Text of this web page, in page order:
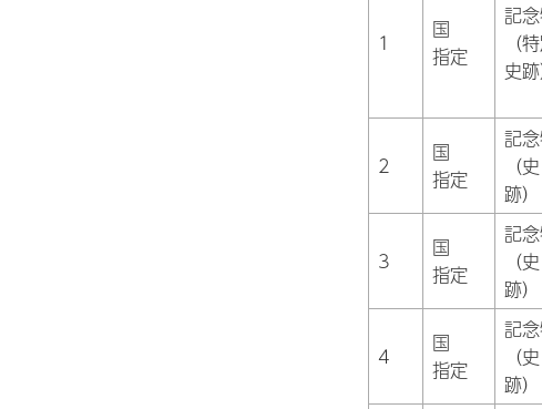
1
国
指定
記
（
史跡
2
国
指定
記
（史
跡）
3
国
指定
記
（史
跡）
4
国
指定
記
（史
跡）